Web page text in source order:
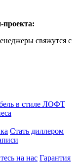
проекта:
свяжутся с
в стиле ЛОФТ
Стать диллером
на нас Гарантия